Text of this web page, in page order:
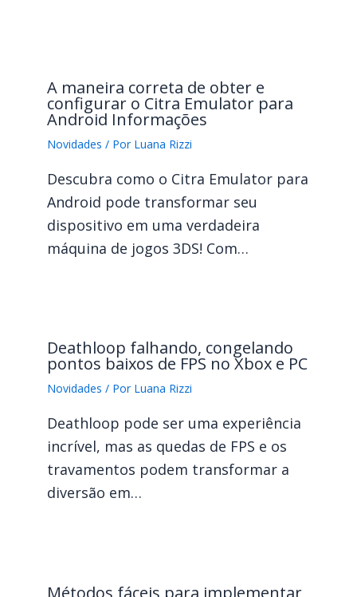
A maneira correta de obter e
configurar o Citra Emulator para
Android Informações
Novidades / Por Luana Rizzi
Descubra como o Citra Emulator para
Android pode transformar seu
dispositivo em uma verdadeira
máquina de jogos 3DS! Com…
Deathloop falhando, congelando
pontos baixos de FPS no Xbox e PC
Novidades / Por Luana Rizzi
Deathloop pode ser uma experiência
incrível, mas as quedas de FPS e os
travamentos podem transformar a
diversão em…